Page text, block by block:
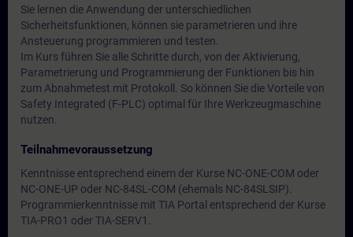
Sie lernen die Anwendung der unterschiedlichen
Sicherheitsfunktionen, können sie parametrieren und ihre
Ansteuerung programmieren und testen.
Im Kurs führen Sie alle Schritte durch, von der Aktivierung,
Parametrierung und Programmierung der Funktionen bis hin
zum Abnahmetest mit Protokoll. So können Sie die Vorteile von
Safety Integrated (F-PLC) optimal für Ihre Werkzeugmaschine
nutzen.
Teilnahmevoraussetzung
Kenntnisse entsprechend einem der Kurse NC-ONE-COM oder
NC-ONE-UP oder NC-84SL-COM (ehemals NC-84SLSIP).
Programmierkenntnisse mit TIA Portal entsprechend der Kurse
TIA-PRO1 oder TIA-SERV1.